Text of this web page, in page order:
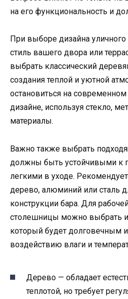
на его функциональность и
При выборе дизайна уличного
стиль вашего двора или
выбрать классический
создания теплой и уютной
остановиться на
дизайне, используя стекло,
материалы.
Важно также выбрать
должны быть устойчивыми к
легкими в уходе.
дерево, алюминий или сталь
конструкции бара. Для
столешницы можно выбрать
который будет долговечным
воздействию влаги и
Дерево — обладает
теплотой, но требует